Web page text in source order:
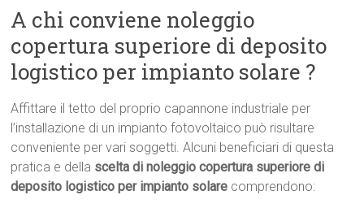
A chi conviene noleggio
copertura superiore di deposito
logistico per impianto solare ?
Affittare il tetto del proprio capannone industriale per
l’installazione di un impianto fotovoltaico può risultare
conveniente per vari soggetti. Alcuni beneficiari di questa
pratica e della scelta di noleggio copertura superiore di
deposito logistico per impianto solare comprendono: